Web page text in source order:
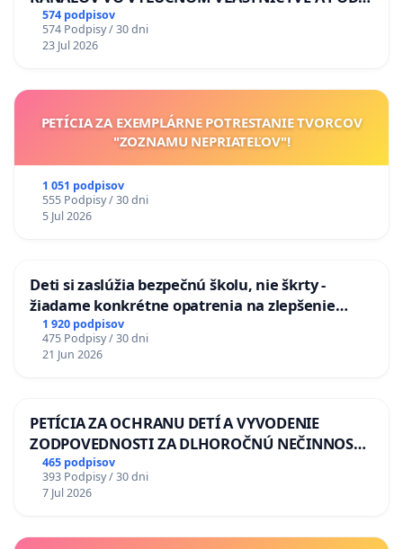
KONTROLOU SLOVENSKEJ REPUBLIKY & žiadosť
na riešenie zanedbaného stavu závlahových a
odvodňovacích kanálov na Slovensku
574 podpisov
574 Podpisy / 30 dni
23 Jul 2026
PETÍCIA ZA EXEMPLÁRNE POTRESTANIE TVORCOV
"ZOZNAMU NEPRIATEĽOV"!
1 051 podpisov
555 Podpisy / 30 dni
5 Jul 2026
Deti si zaslúžia bezpečnú školu, nie škrty -
žiadame konkrétne opatrenia na zlepšenie
situácie v školstve
1 920 podpisov
475 Podpisy / 30 dni
21 Jun 2026
PETÍCIA ZA OCHRANU DETÍ A VYVODENIE
ZODPOVEDNOSTI ZA DLHOROČNÚ NEČINNOSŤ
A ZLYHANIE ŠTÁTU
465 podpisov
393 Podpisy / 30 dni
7 Jul 2026